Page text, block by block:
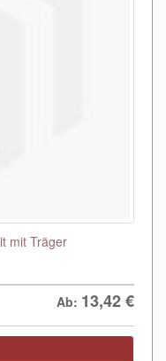
mit Träger
Ab: 13,42€